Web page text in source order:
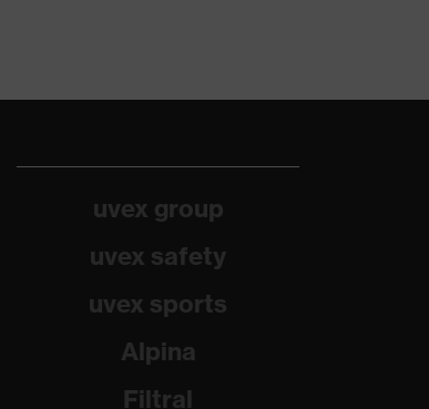
uvex group
uvex safety
uvex sports
Alpina
Filtral